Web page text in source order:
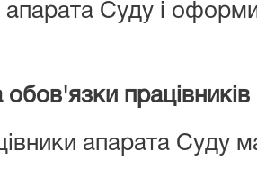
Суду і
обов'язки
апарата Суду